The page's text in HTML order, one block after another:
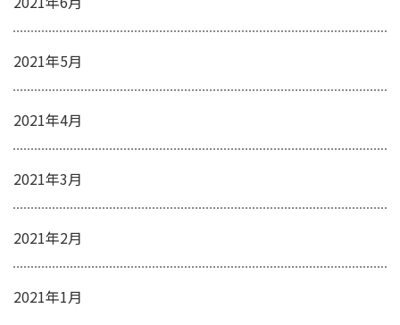
2021年5月
2021年4月
2021年3月
2021年2月
2021年1月